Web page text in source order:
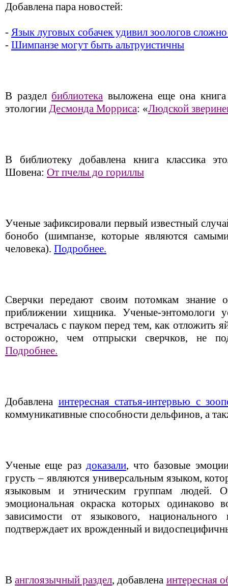
Добавлена пара новостей:
- Язык луговых собачек удивил зоологов
- Шимпанзе могут быть альтруистичны
В раздел библиотека выложена еще она книга
этологии Десмонда Морриса: «Людской
В библиотеку добавлена книга классика
Шовена: От пчелы до гориллы
Ученые зафиксировали первый известный
бонобо (шимпанзе, которые являются
человека). Подробнее.
Сверчки передают своим потомкам знание
приближении хищника. Ученые-энтомологи
встречалась с пауком перед тем, как отложить
осторожно, чем отпрыски сверчков, не
Подробнее.
Добавлена интересная статья-интервью с
коммуникативные способности дельфинов, а
Ученые еще раз доказали, что базовые
грусть – являются универсальным языком,
языковым и этническим группам людей.
эмоциональная окраска которых одинаково
зависимости от языкового,
подтверждает их врожденный и
Ванглоязычный раздел, добавлена интересная